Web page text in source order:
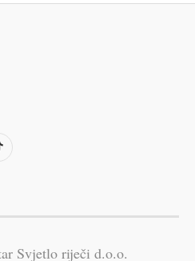
Svjetlo riječi d.o.o.